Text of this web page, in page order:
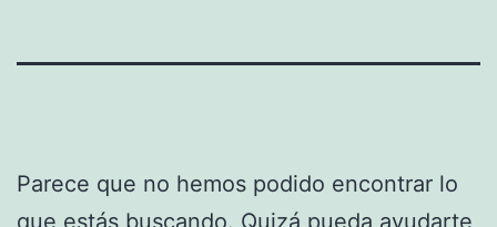
Parece que no hemos podido encontrar lo
que estás buscando. Quizá pueda ayudarte